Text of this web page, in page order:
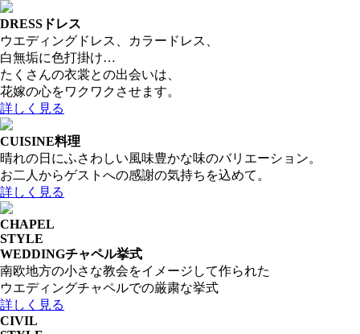
DRESS ドレス
ウエディングドレス、カラードレス、
白無垢に色打掛け…
たくさんの衣裳との出会いは、
花嫁の心をワクワクさせます。
詳しく見る
CUISINE料理
晴れの日にふさわしい風味豊かな味のバリエーション。
お二人からゲストへの感謝の気持ちを込めて。
詳しく見る
CHAPEL
STYLE
WEDDINGチャペル挙式
南欧地方の小さな教会をイメージして作られた
ウエディングチャペルでの厳粛な挙式
詳しく見る
CIVIL